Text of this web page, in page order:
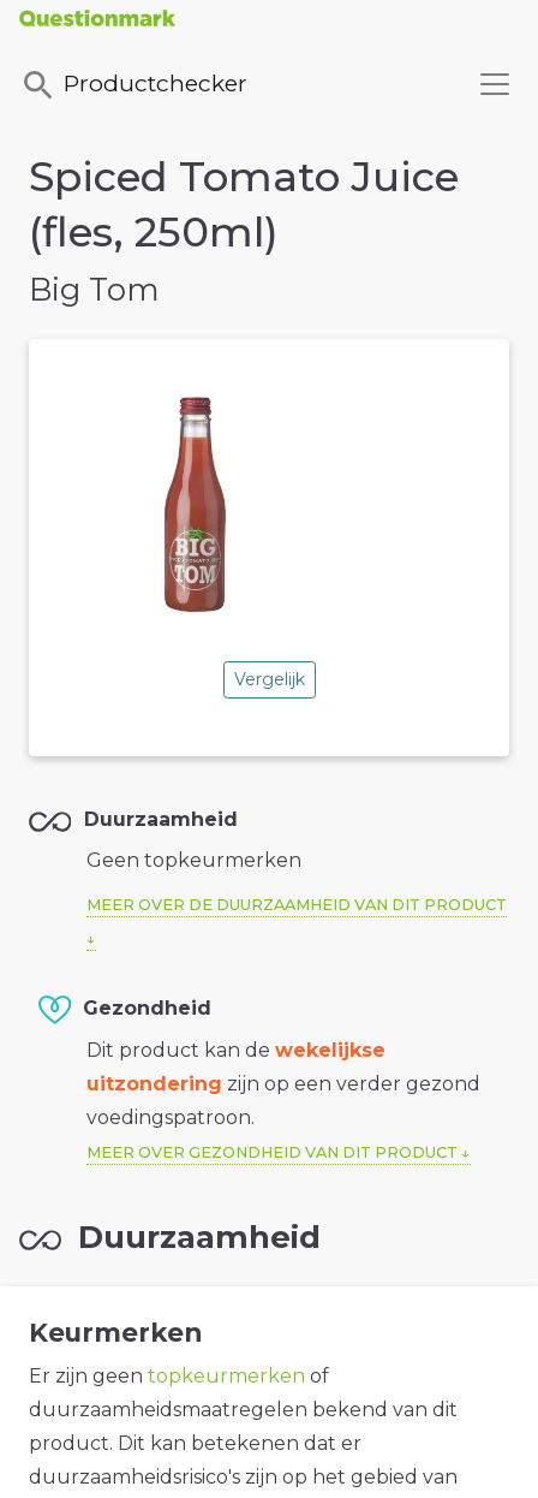
Productchecker
Spiced Tomato Juice
(fles, 250ml)
Big Tom
Vergelijk
Duurzaamheid
Geen topkeurmerken
MEER OVER DE DUURZAAMHEID VAN DIT PRODUCT
Gezondheid
Dit product kan de wekelijkse
uitzondering zijn op een verder gezond
voedingspatroon.
MEER OVER GEZONDHEID VAN DIT PRODUCT
Duurzaamheid
Keurmerken
Er zijn geen topkeurmerken of
duurzaamheidsmaatregelen bekend van dit
product. Dit kan betekenen dat er
duurzaamheidsrisico's zijn op het gebied van